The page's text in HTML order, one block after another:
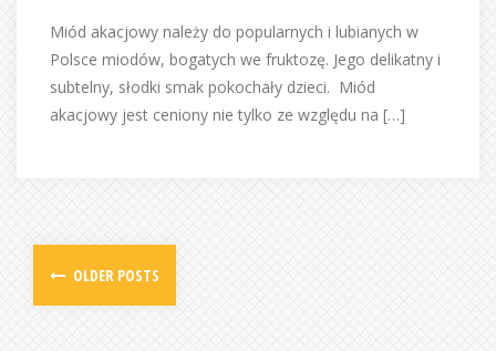
Miód akacjowy należy do popularnych i lubianych w
Polsce miodów, bogatych we fruktozę. Jego delikatny i
subtelny, słodki smak pokochały dzieci. Miód
akacjowy jest ceniony nie tylko ze względu na […]
OLDER POSTS